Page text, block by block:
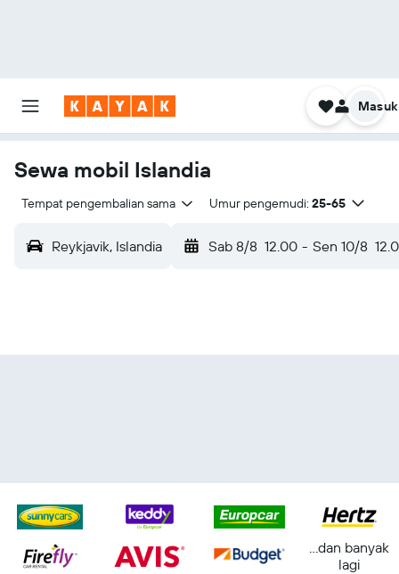
Masuk
Sewa mobil Islandia
Tempat pengembalian sama Umur pengemudi: 25-65
Reykjavik, Islandia Sab 8/8 12.00 - Sen 10/8
...dan banyak
lagi